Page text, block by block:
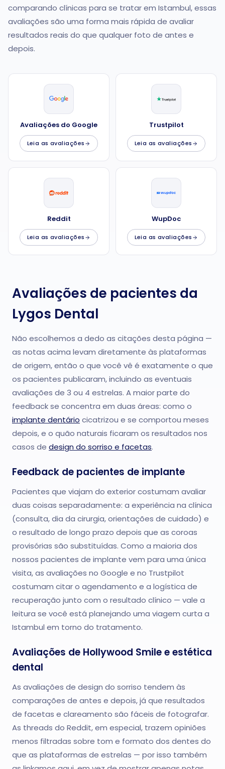
comparando clínicas para se tratar em Istambul, essas
avaliações são uma forma mais rápida de avaliar
resultados reais do que qualquer foto de antes e
depois.
Avaliações do Google
Leia as avaliações
Trustpilot
Leia as avaliações
Reddit
Leia as avaliações
WupDoc
Leia as avaliações
Avaliações de pacientes da
Lygos Dental
Não escolhemos a dedo as citações desta página —
as notas acima levam diretamente às plataformas
de origem, então o que você vê é exatamente o que
os pacientes publicaram, incluindo as eventuais
avaliações de 3 ou 4 estrelas. A maior parte do
feedback se concentra em duas áreas: como o
implante dentário cicatrizou e se comportou meses
depois, e o quão naturais ficaram os resultados nos
casos de design do sorriso e facetas.
Feedback de pacientes de implante
Pacientes que viajam do exterior costumam avaliar
duas coisas separadamente: a experiência na clínica
(consulta, dia da cirurgia, orientações de cuidado) e
o resultado de longo prazo depois que as coroas
provisórias são substituídas. Como a maioria dos
nossos pacientes de implante vem para uma única
visita, as avaliações no Google e no Trustpilot
costumam citar o agendamento e a logística de
recuperação junto com o resultado clínico — vale a
leitura se você está planejando uma viagem curta a
Istambul em torno do tratamento.
Avaliações de Hollywood Smile e estética
dental
As avaliações de design do sorriso tendem às
comparações de antes e depois, já que resultados
de facetas e clareamento são fáceis de fotografar.
As threads do Reddit, em especial, trazem opiniões
menos filtradas sobre tom e formato dos dentes do
que as plataformas de estrelas — por isso também